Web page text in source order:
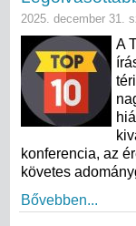
2025. december 31.
A
konferencia, az
követes
Bővebben...